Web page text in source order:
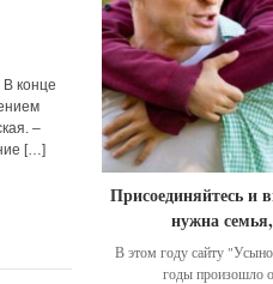
конце
–
[…]
Присоединяйтесь и
нужна
В этом году сайту
годы произошло